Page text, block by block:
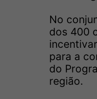
No
dos 400
para a
do
região.